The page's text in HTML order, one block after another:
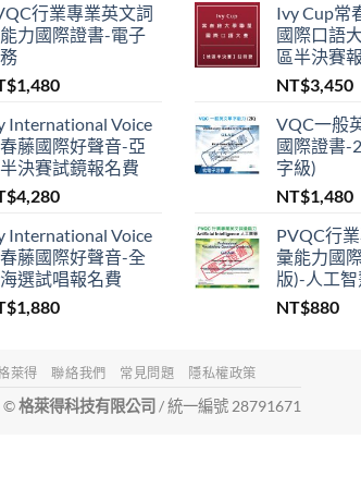
行業專業英文詞
力國際證書-電子
1,480
International Voice
藤國際好聲音-亞
決賽試鏡報名費
4,280
International Voice
藤國際好聲音-全
選試唱報名費
1,880
Ivy Cup常
國際口語
區半決賽
NT$3,450
VQC一般
國際證書-
字級)
NT$1,480
PVQC行
彙能力國
版)-人工智
NT$880
萊得 聯絡我們 常見問題 隱私權政策
©格萊得科技有限公司 / 統一編號 28791671